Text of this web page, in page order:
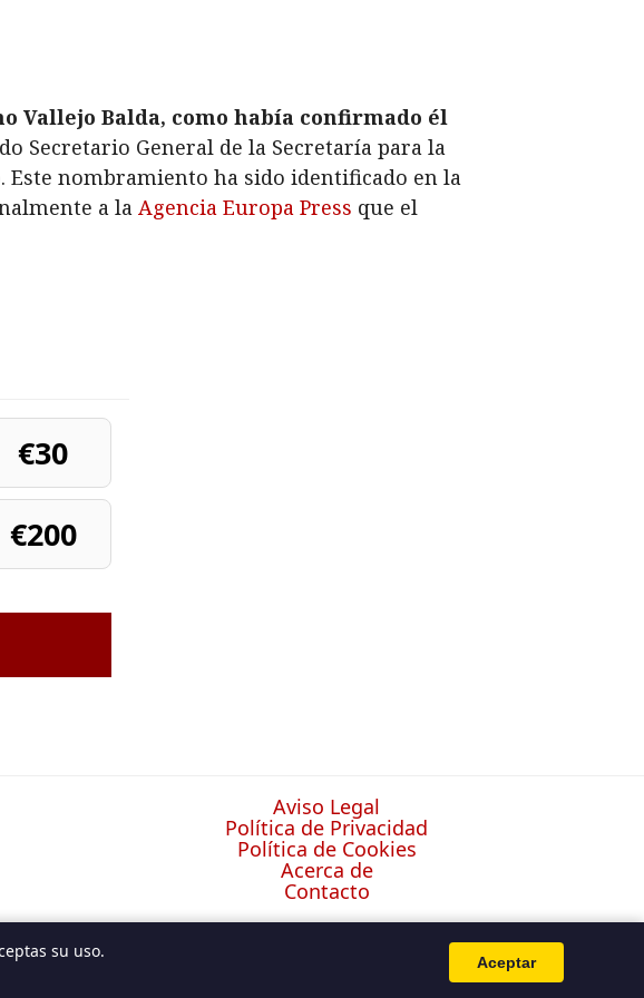
Vallejo Balda, como había confirmado él
Secretario General de la Secretaría para la
Este nombramiento ha sido identificado en la
a la Agencia Europa Press que el
€30
€200
Aviso Legal
Política de Privacidad
Política de Cookies
Acerca de
Contacto
su uso.
Aceptar